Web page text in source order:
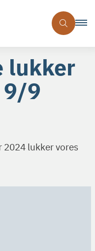
lukker
9/9
2024 lukker vores